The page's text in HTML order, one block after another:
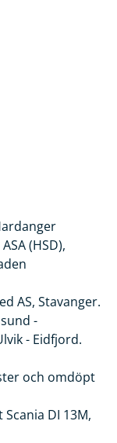
(HSD),
AS, Stavanger.
-
- Eidfjord.
och omdöpt
DI 13M,